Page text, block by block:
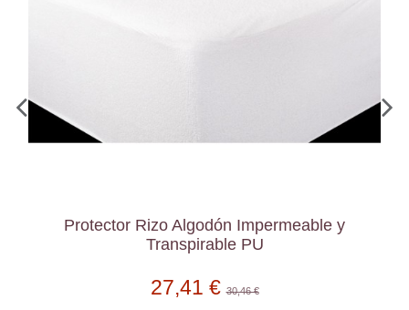
Protector Rizo Algodón Impermeable y
Transpirable PU
27,41 €30,46 €